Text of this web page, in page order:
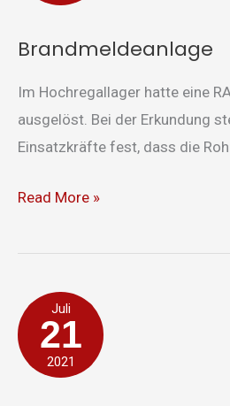
Brandmeldeanlage
Im Hochregallager hatte eine
ausgelöst. Bei der Erkundung
Einsatzkräfte fest, dass die
Read More »
Juli
21
2021
Rauchentwicklung